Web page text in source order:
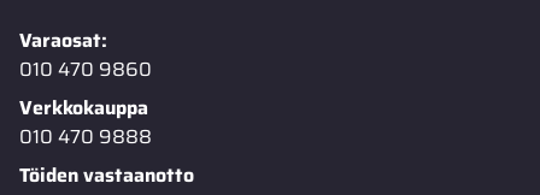
Varaosat:
010 470 9860
Verkkokauppa
010 470 9888
Töiden vastaanotto